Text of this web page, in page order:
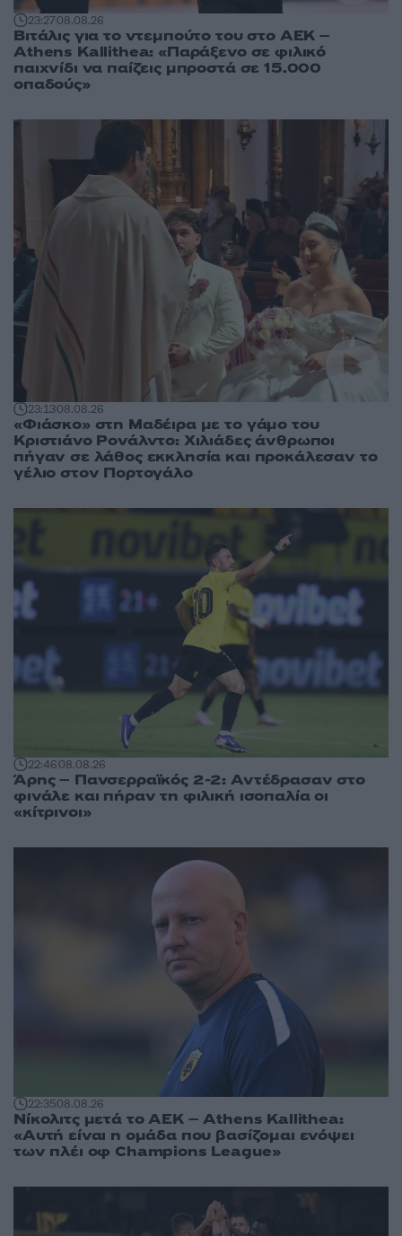
23:2708.08.26
Βιτάλις για το ντεμπούτο του στο ΑΕΚ –
Athens Kallithea: «Παράξενο σε φιλικό
παιχνίδι να παίζεις μπροστά σε 15.000
οπαδούς»
23:1308.08.26
«Φιάσκο» στη Μαδέιρα με το γάμο του
Κριστιάνο Ρονάλντο: Χιλιάδες άνθρωποι
πήγαν σε λάθος εκκλησία και προκάλεσαν το
γέλιο στον Πορτογάλο
22:4608.08.26
Άρης – Πανσερραϊκός 2-2: Αντέδρασαν στο
φινάλε και πήραν τη φιλική ισοπαλία οι
«κίτρινοι»
22:3508.08.26
Νίκολιτς μετά το ΑΕΚ – Athens Kallithea:
«Αυτή είναι η ομάδα που βασίζομαι ενόψει
των πλέι οφ Champions League»